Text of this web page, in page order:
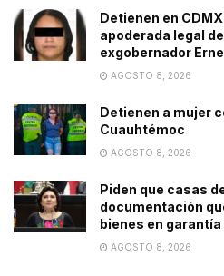
Detienen en
apoderada legal
exgobernador
AGOSTO 8, 2026
Detienen a mujer
Cuauhtémoc
AGOSTO 8, 2026
Piden que casas
documentación
bienes en
AGOSTO 8, 2026